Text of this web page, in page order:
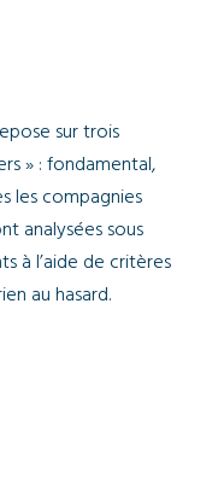
sur trois
» : fondamental,
les compagnies
analysées sous
à l’aide de critères
au hasard.